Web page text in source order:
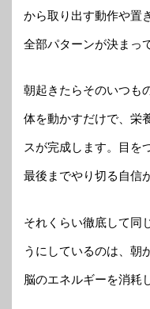
から取り出す動作や置
全部パターンが決まっ
朝起きたらそのいつも
体を動かすだけで、栄
スが完成します。目を
最後までやり切る自信
それくらい徹底して同
うにしているのは、朝
脳のエネルギーを消耗